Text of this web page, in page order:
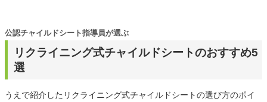
リクライニング式チャイルドシートのおすすめ5
選
公認チャイルドシート指導員が選ぶ
うえで紹介したリクライニング式チャイルドシートの選び方のポイ